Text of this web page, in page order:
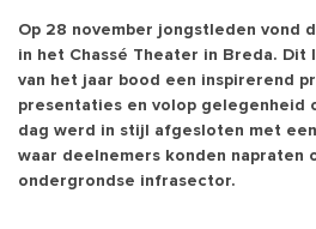
Op 28 november jongstleden vond
in het Chassé Theater in Breda. Dit
van het jaar bood een inspirerend
presentaties en volop gelegenheid
dag werd in stijl afgesloten met
waar deelnemers konden napraten
ondergrondse infrasector.